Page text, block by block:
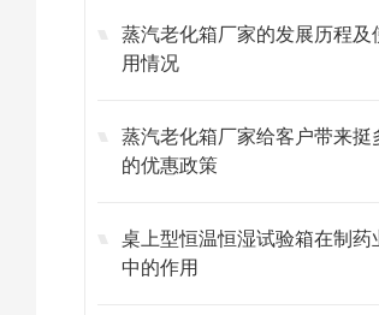
蒸汽老化箱厂家的发展历程及
用情况
蒸汽老化箱厂家给客户带来挺
的优惠政策
桌上型恒温恒湿试验箱在制药
中的作用